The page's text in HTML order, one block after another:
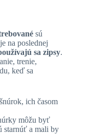
sú
na poslednej
sa zipsy.
trenie,
keď sa
ich časom
môžu byť
starnúť a mali by